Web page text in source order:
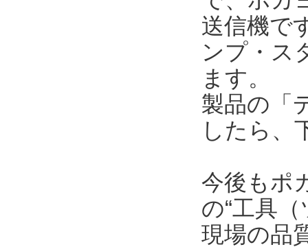
送信機で
ンプ・ス
ます。
製品の「
したら、
今後もポ
の“工具
現場の品